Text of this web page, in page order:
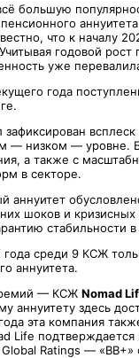
большую
что к началу
годовой
уже
года
— низком — уровне.
а также с
в секторе.
аннуитет
шоков и
стабильности
года среди 9 КСЖ
аннуитета.
— КСЖ Nomad
аннуитету здесь
эта компания
Life
Global Ratings —